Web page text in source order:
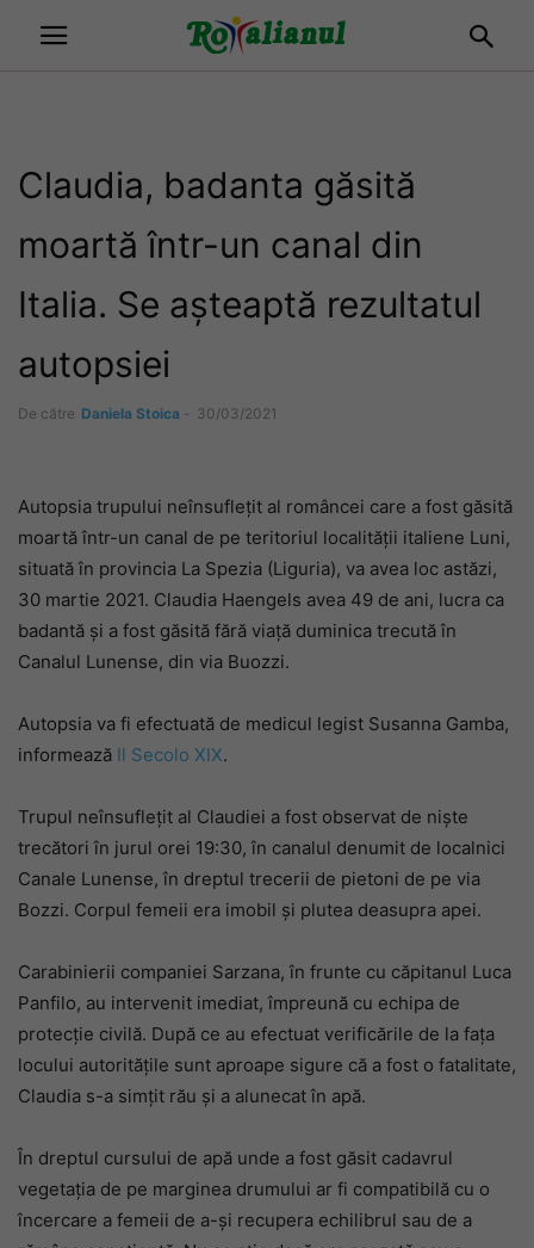
Claudia, badanta găsită
moartă într-un canal din
Italia. Se așteaptă rezultatul
autopsiei
De către Daniela Stoica - 30/03/2021
Autopsia trupului neînsuflețit al româncei care a fost găsită
moartă într-un canal de pe teritoriul localității italiene Luni,
situată în provincia La Spezia (Liguria), va avea loc astăzi,
30 martie 2021. Claudia Haengels avea 49 de ani, lucra ca
badantă și a fost găsită fără viață duminica trecută în
Canalul Lunense, din via Buozzi.
Autopsia va fi efectuată de medicul legist Susanna Gamba,
informează Il Secolo XIX.
Trupul neînsuflețit al Claudiei a fost observat de niște
trecători în jurul orei 19:30, în canalul denumit de localnici
Canale Lunense, în dreptul trecerii de pietoni de pe via
Bozzi. Corpul femeii era imobil și plutea deasupra apei.
Carabinierii companiei Sarzana, în frunte cu căpitanul Luca
Panfilo, au intervenit imediat, împreună cu echipa de
protecție civilă. După ce au efectuat verificările de la fața
locului autoritățile sunt aproape sigure că a fost o fatalitate,
Claudia s-a simțit rău și a alunecat în apă.
În dreptul cursului de apă unde a fost găsit cadavrul
vegetația de pe marginea drumului ar fi compatibilă cu o
încercare a femeii de a-și recupera echilibrul sau de a